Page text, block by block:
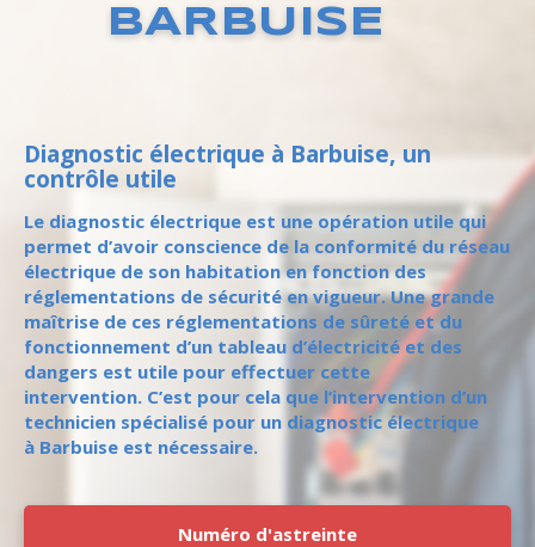
BARBUISE
Diagnostic électrique à Barbuise, un
contrôle utile
Le diagnostic électrique est une opération utile qui
permet d’avoir conscience de la conformité du réseau
électrique de son habitation en fonction des
réglementations de sécurité en vigueur. Une grande
maîtrise de ces réglementations de sûreté et du
fonctionnement d’un tableau d’électricité et des
dangers est utile pour effectuer cette
intervention. C’est pour cela que l’intervention d’un
technicien spécialisé pour un diagnostic électrique
à Barbuise est nécessaire.
Numéro d'astreinte